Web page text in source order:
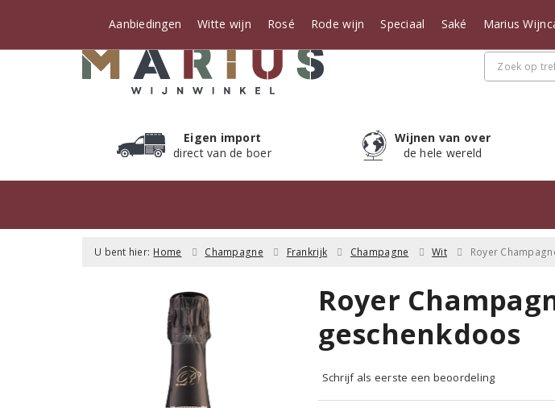
Eigen import
direct van de boer
Wijnen van over
de hele wereld
Aanbiedingen Witte wijn Rosé Rode wijn Speciaal Saké Marius
U bent hier: Home Champagne Frankrijk Champagne Wit Royer
Royer
geschenkdoos
Schrijf als eerste een beoordeling